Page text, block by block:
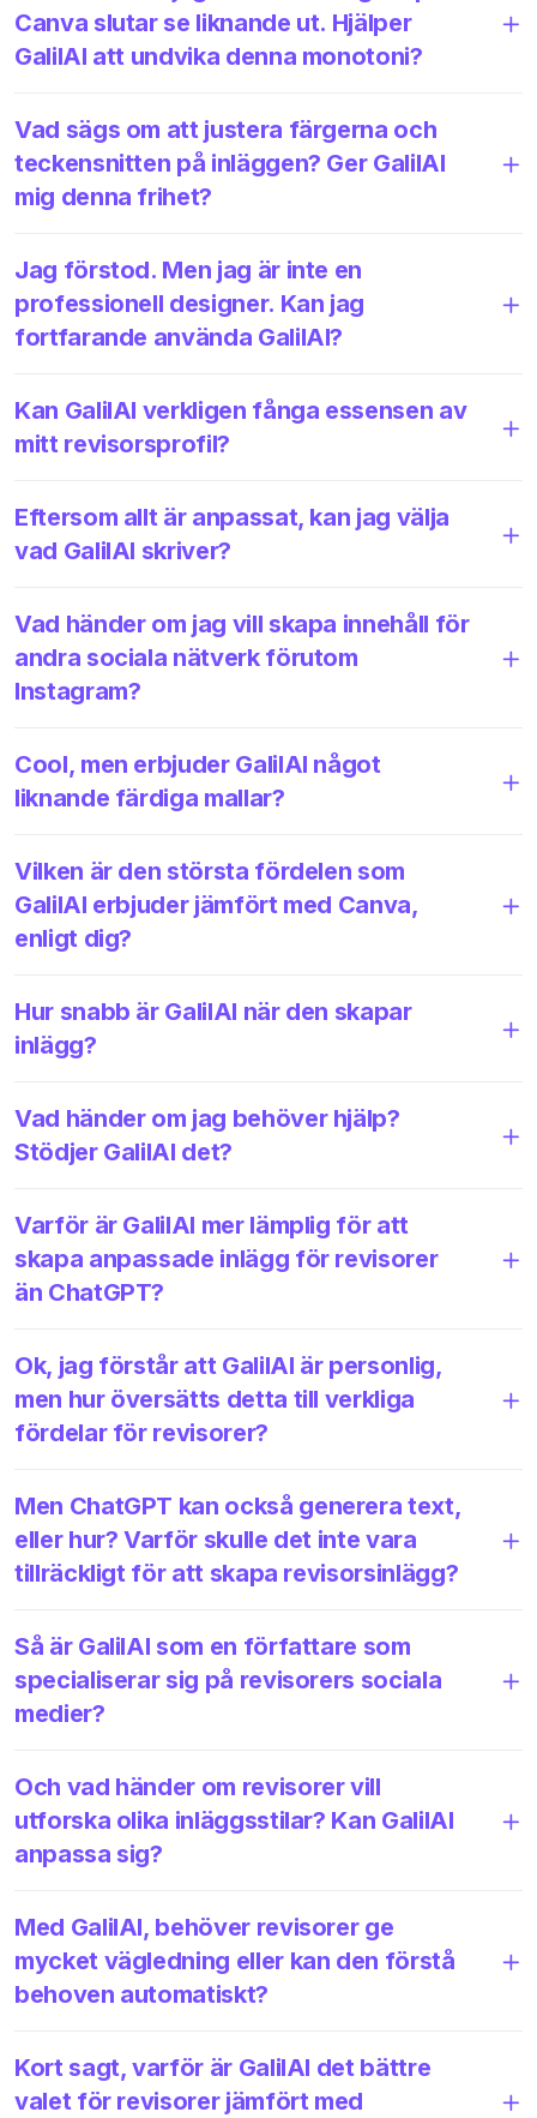
Canva slutar se liknande ut. Hjälper
GalilAI att undvika denna monotoni?
Vad sägs om att justera färgerna och
teckensnitten på inläggen? Ger GalilAI
mig denna frihet?
Jag förstod. Men jag är inte en
professionell designer. Kan jag
fortfarande använda GalilAI?
Kan GalilAI verkligen fånga essensen av
mitt revisorsprofil?
Eftersom allt är anpassat, kan jag välja
vad GalilAI skriver?
Vad händer om jag vill skapa innehåll för
andra sociala nätverk förutom
Instagram?
Cool, men erbjuder GalilAI något
liknande färdiga mallar?
Vilken är den största fördelen som
GalilAI erbjuder jämfört med Canva,
enligt dig?
Hur snabb är GalilAI när den skapar
inlägg?
Vad händer om jag behöver hjälp?
Stödjer GalilAI det?
Varför är GalilAI mer lämplig för att
skapa anpassade inlägg för revisorer
än ChatGPT?
Ok, jag förstår att GalilAI är personlig,
men hur översätts detta till verkliga
fördelar för revisorer?
Men ChatGPT kan också generera text,
eller hur? Varför skulle det inte vara
tillräckligt för att skapa revisorsinlägg?
Så är GalilAI som en författare som
specialiserar sig på revisorers sociala
medier?
Och vad händer om revisorer vill
utforska olika inläggsstilar? Kan GalilAI
anpassa sig?
Med GalilAI, behöver revisorer ge
mycket vägledning eller kan den förstå
behoven automatiskt?
Kort sagt, varför är GalilAI det bättre
valet för revisorer jämfört med